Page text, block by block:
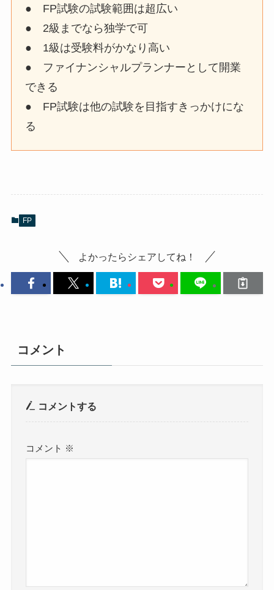
● FP試験の試験範囲は超広い
● 2級までなら独学で可
● 1級は受験料がかなり高い
● ファイナンシャルプランナーとして開業
できる
● FP試験は他の試験を目指すきっかけにな
る
FP
よかったらシェアしてね！
コメント
コメントする
コメント ※